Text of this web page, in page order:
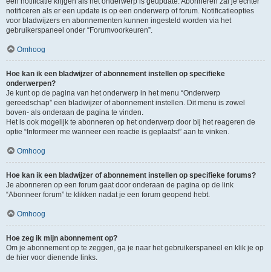
notificeren als er een update is op een onderwerp of forum. Notificatieopties
voor bladwijzers en abonnementen kunnen ingesteld worden via het
gebruikerspaneel onder “Forumvoorkeuren”.
Omhoog
Hoe kan ik een bladwijzer of abonnement instellen op specifieke
onderwerpen?
Je kunt op de pagina van het onderwerp in het menu “Onderwerp
gereedschap” een bladwijzer of abonnement instellen. Dit menu is zowel
boven- als onderaan de pagina te vinden.
Het is ook mogelijk te abonneren op het onderwerp door bij het reageren de
optie “Informeer me wanneer een reactie is geplaatst” aan te vinken.
Omhoog
Hoe kan ik een bladwijzer of abonnement instellen op specifieke forums?
Je abonneren op een forum gaat door onderaan de pagina op de link
“Abonneer forum” te klikken nadat je een forum geopend hebt.
Omhoog
Hoe zeg ik mijn abonnement op?
Om je abonnement op te zeggen, ga je naar het gebruikerspaneel en klik je op
de hier voor dienende links.